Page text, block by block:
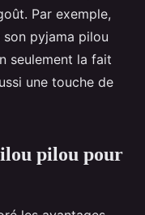
Par exemple,
pyjama pilou
seulement la fait
une touche de
pilou pour